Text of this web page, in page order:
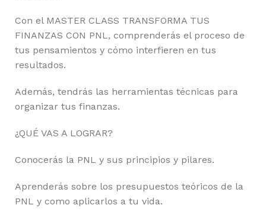
Con el MASTER CLASS TRANSFORMA TUS
FINANZAS CON PNL, comprenderás el proceso de
tus pensamientos y cómo interfieren en tus
resultados.
Además, tendrás las herramientas técnicas para
organizar tus finanzas.
¿QUÉ VAS A LOGRAR?
Conocerás la PNL y sus principios y pilares.
Aprenderás sobre los presupuestos teóricos de la
PNL y como aplicarlos a tu vida.